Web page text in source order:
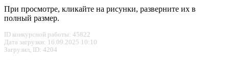
При просмотре, кликайте на рисунки, разверните их в
полный размер.
ID конкурсной работы: 45822
Дата загрузки: 16.09.2025 10:10
Загрузил, ID: 4204